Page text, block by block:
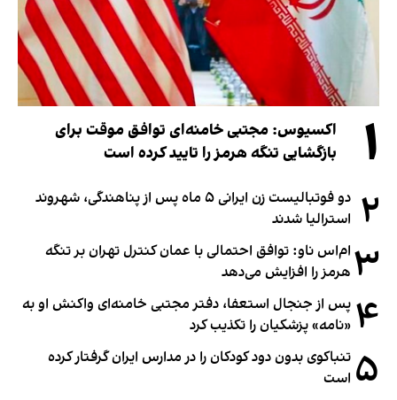
۱
اکسیوس: مجتبی خامنه‌ای توافق موقت برای
بازگشایی تنگه هرمز را تایید کرده است
۲
دو فوتبالیست زن ایرانی ۵ ماه پس از پناهندگی، شهروند
استرالیا شدند
۳ ام‌اس ناو: توافق احتمالی با عمان کنترل تهران بر تنگه
هرمز را افزایش می‌دهد
۴ پس از جنجال استعفا، دفتر مجتبی خامنه‌ای واکنش او به
«نامه» پزشکیان را تکذیب کرد
۵ تنباکوی بدون دود کودکان را در مدارس ایران گرفتار کرده
است